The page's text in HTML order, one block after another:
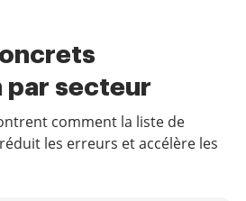
secteur
comment la liste de
les erreurs et accélère les